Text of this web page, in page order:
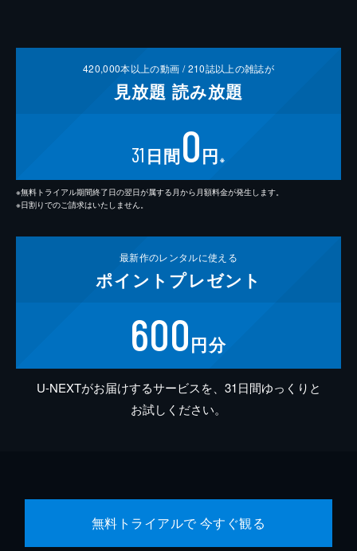
420,000本以上の動画 /210誌以上の雑誌が
見放題 読み放題
31 日間0円 ※
※無料トライアル期間終了日の翌日が属する月から月額料金が発生します。
※日割りでのご請求はいたしません。
最新作のレンタルに使える
ポイント プレゼント
600円分
U-NEXTがお届けするサービスを、31日間ゆっくりと
お試しください。
無料トライアルで 今すぐ観る